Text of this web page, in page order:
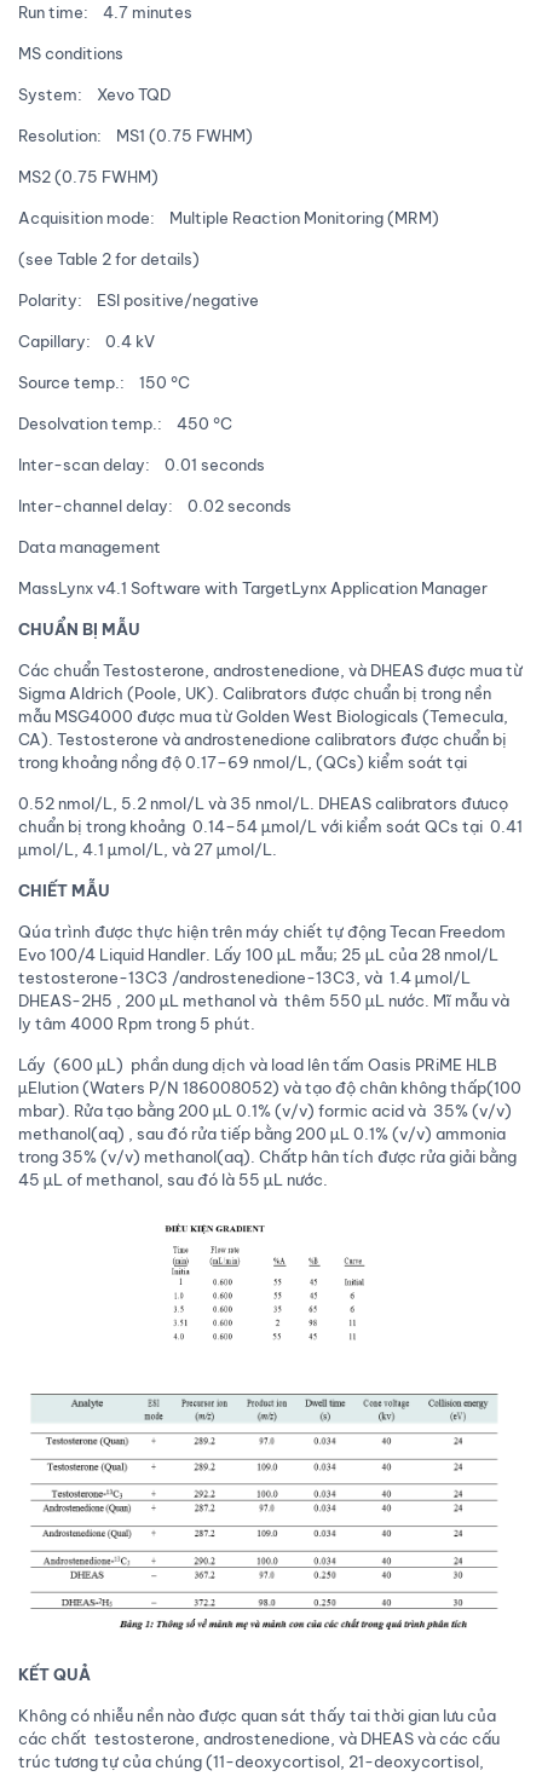
Run time: 4.7 minutes
MS conditions
System: Xevo TQD
Resolution: MS1 (0.75 FWHM)
MS2 (0.75 FWHM)
Acquisition mode: Multiple Reaction Monitoring (MRM)
(see Table 2 for details)
Polarity: ESI positive/negative
Capillary: 0.4 kV
Source temp.: 150 °C
Desolvation temp.: 450 °C
Inter-scan delay: 0.01 seconds
Inter-channel delay: 0.02 seconds
Data management
MassLynx v4.1 Software with TargetLynx Application Manager
CHUẨN BỊ MẪU
Các chuẩn Testosterone, androstenedione, và DHEAS được mua từ
Sigma Aldrich (Poole, UK). Calibrators được chuẩn bị trong nền
mẫu MSG4000 được mua từ Golden West Biologicals (Temecula,
CA). Testosterone và androstenedione calibrators được chuẩn bị
trong khoảng nồng độ 0.17–69 nmol/L, (QCs) kiểm soát tại
0.52 nmol/L, 5.2 nmol/L và 35 nmol/L. DHEAS calibrators đưucọ
chuẩn bị trong khoảng 0.14–54 µmol/L với kiểm soát QCs tại 0.41
µmol/L, 4.1 µmol/L, và 27 µmol/L.
CHIẾT MẪU
Qúa trình được thực hiện trên máy chiết tự động Tecan Freedom
Evo 100/4 Liquid Handler. Lấy 100 µL mẫu; 25 µL của 28 nmol/L
testosterone-13C3 /androstenedione-13C3, và 1.4 µmol/L
DHEAS-2H5 , 200 µL methanol và thêm 550 µL nước. Mĩ mẫu và
ly tâm 4000 Rpm trong 5 phút.
Lấy (600 µL) phần dung dịch và load lên tấm Oasis PRiME HLB
µElution (Waters P/N 186008052) và tạo độ chân không thấp(100
mbar). Rửa tạo bằng 200 µL 0.1% (v/v) formic acid và 35% (v/v)
methanol(aq) , sau đó rửa tiếp bằng 200 µL 0.1% (v/v) ammonia
trong 35% (v/v) methanol(aq). Chấtp hân tích được rửa giải bằng
45 µL of methanol, sau đó là 55 µL nước.
KẾT QUẢ
Không có nhiễu nền nào được quan sát thấy tai thời gian lưu của
các chất testosterone, androstenedione, và DHEAS và các cấu
trúc tương tự của chúng (11-deoxycortisol, 21-deoxycortisol,